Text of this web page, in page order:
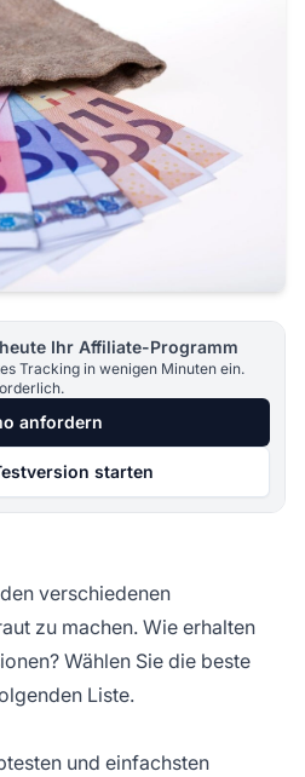
Ihr Affiliate-Programm
Tracking in wenigen Minuten ein.
anfordern
starten
verschiedenen
zu machen. Wie erhalten
Wählen Sie die beste
Liste.
und einfachsten